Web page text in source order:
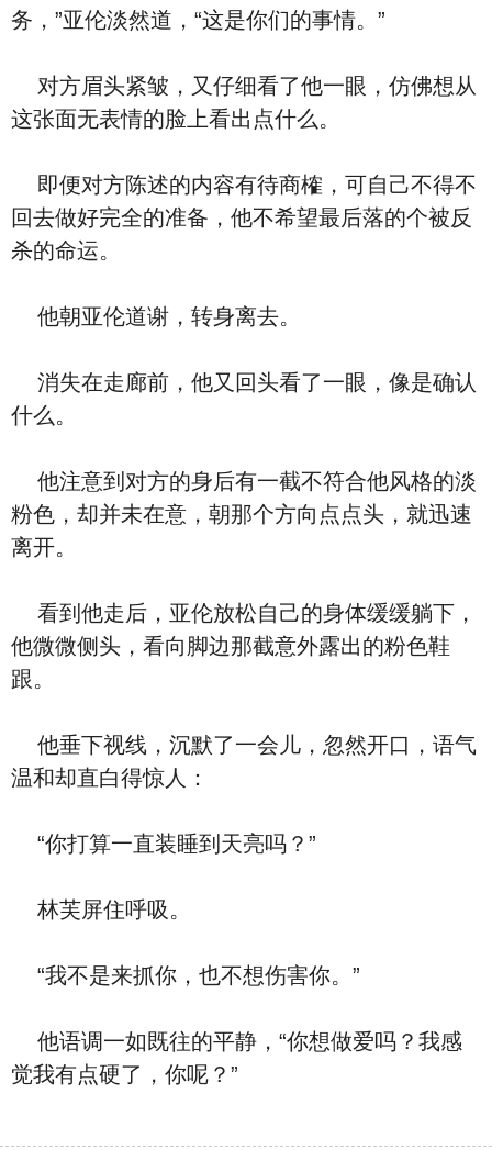
务，”亚伦淡然道，“这是你们的事情。”
对方眉头紧皱，又仔细看了他一眼，仿佛想从
这张面无表情的脸上看出点什么。
即便对方陈述的内容有待商榷，可自己不得不
回去做好完全的准备，他不希望最后落的个被反
杀的命运。
他朝亚伦道谢，转身离去。
消失在走廊前，他又回头看了一眼，像是确认
什么。
他注意到对方的身后有一截不符合他风格的淡
粉色，却并未在意，朝那个方向点点头，就迅速
离开。
看到他走后，亚伦放松自己的身体缓缓躺下，
他微微侧头，看向脚边那截意外露出的粉色鞋
跟。
他垂下视线，沉默了一会儿，忽然开口，语气
温和却直白得惊人：
“你打算一直装睡到天亮吗？”
林芙屏住呼吸。
“我不是来抓你，也不想伤害你。”
他语调一如既往的平静，“你想做爱吗？我感
觉我有点硬了，你呢？”